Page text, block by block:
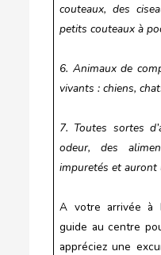
couteaux, des
petits couteaux à
6. Animaux de
vivants : chiens,
7. Toutes sortes
odeur, des
impuretés et auront
A votre arrivée à
guide au centre
appréciez une